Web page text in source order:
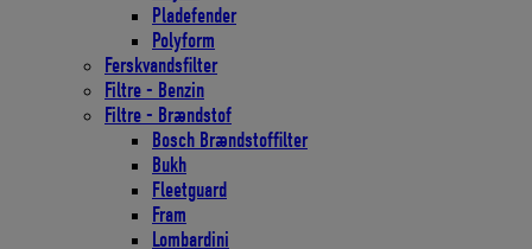
Pladefender
Polyform
Ferskvandsfilter
Filtre - Benzin
Filtre - Brændstof
Bosch Brændstoffilter
Bukh
Fleetguard
Fram
Lombardini